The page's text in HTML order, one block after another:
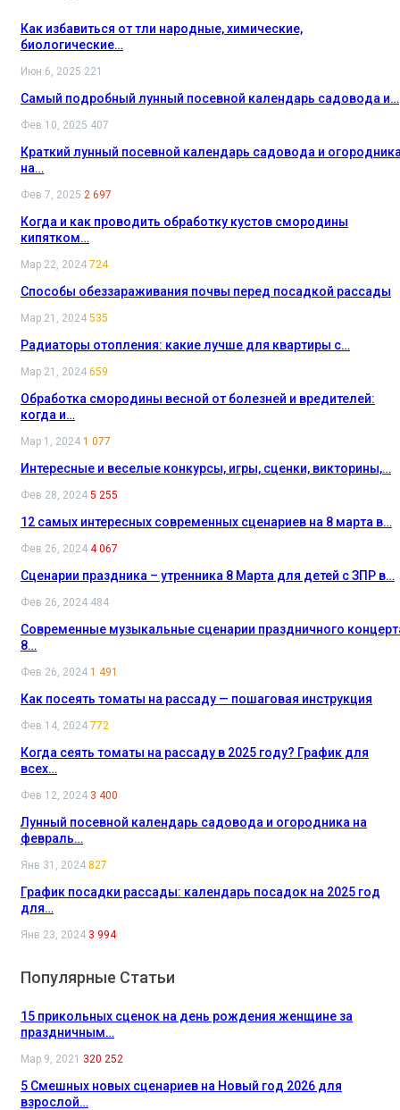
Как избавиться от тли народные, химические,
биологические…
Июн 6, 2025 221
Самый подробный лунный посевной календарь садовода и…
Фев 10, 2025 407
Краткий лунный посевной календарь садовода и
на…
Фев 7, 2025 2 697
Когда и как проводить обработку кустов смородины
кипятком…
Мар 22, 2024 724
Способы обеззараживания почвы перед посадкой рассады
Мар 21, 2024 535
Радиаторы отопления: какие лучше для квартиры с…
Мар 21, 2024 659
Обработка смородины весной от болезней и вредителей:
когда и…
Мар 1, 2024 1 077
Интересные и веселые конкурсы, игры, сценки, викторины,…
Фев 28, 2024 5 255
12 самых интересных современных сценариев на 8 марта в…
Фев 26, 2024 4 067
Сценарии праздника – утренника 8 Марта для детей с ЗПР в…
Фев 26, 2024 484
Современные музыкальные сценарии праздничного
8…
Фев 26, 2024 1 491
Как посеять томаты на рассаду — пошаговая инструкция
Фев 14, 2024 772
Когда сеять томаты на рассаду в 2025 году? График для
всех…
Фев 12, 2024 3 400
Лунный посевной календарь садовода и огородника на
февраль…
Янв 31, 2024 827
График посадки рассады: календарь посадок на 2025 год
для…
Янв 23, 2024 3 994
Популярные Статьи
15 прикольных сценок на день рождения женщине за
праздничным…
Мар 9, 2021 320 252
5 Смешных новых сценариев на Новый год 2026 для
взрослой…